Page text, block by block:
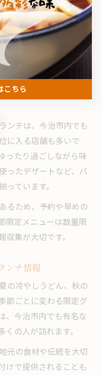
メの魅力満載
でほっと一息つける貴
元の味を気軽に楽し
、家族連れや友人同士
すい雰囲気が整ってい
ンチは、今治市内でも
に入る店舗も多いで
ったり過ごしながら味
ったデザートなど、バ
ています。
るため、予約や早めの
限定メニューは数量限
集が大切です。
ンチ情報
の冷やしうどん、秋の
節ごとに変わる限定グ
、今治市内でも有名な
の人が訪れます。
元の食材や伝統を大切
けで提供されることも
ちら
こちら